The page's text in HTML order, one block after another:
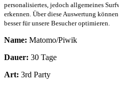
personalisiertes, jedoch allgemeines
erkennen. Über diese Auswertung
besser für unsere Besucher optimieren.
Name: Matomo/Piwik
Dauer: 30 Tage
Art: 3rd Party